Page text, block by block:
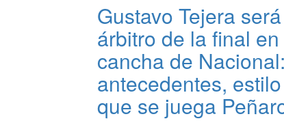
Gustavo Tejera
árbitro de la final
cancha de Nacional:
antecedentes,
que se juega